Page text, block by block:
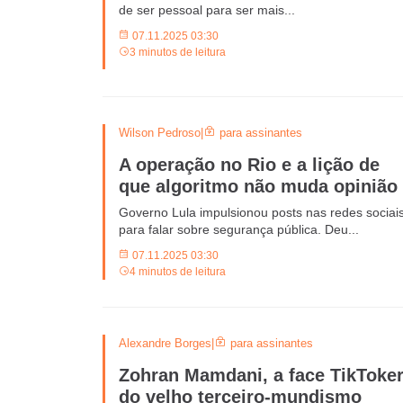
de ser pessoal para ser mais...
07.11.2025 03:30
3 minutos de leitura
Wilson Pedroso para assinantes
A operação no Rio e a lição de
que algoritmo não muda opinião
Governo Lula impulsionou posts nas redes
para falar sobre segurança pública. Deu...
07.11.2025 03:30
4 minutos de leitura
Alexandre Borges para assinantes
Zohran Mamdani, a face TikToker
do velho terceiro-mundismo